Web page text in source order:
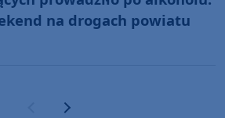
na drogach powiatu
Poprzednia strona
Następna strona